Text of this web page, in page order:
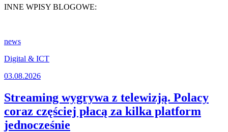
INNE WPISY BLOGOWE:
news
Digital & ICT
03.08.2026
Streaming wygrywa z telewizją. Polacy
coraz częściej płacą za kilka platform
jednocześnie